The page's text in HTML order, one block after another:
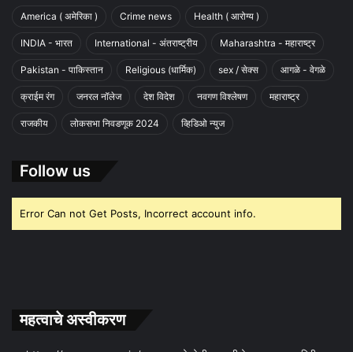
America ( अमेरिका ) Crime news Health ( आरोग्य )
INDIA - भारत International - अंतराष्ट्रीय Maharashtra - महाराष्ट्र
Pakistan - पाकिस्तान Religious (धार्मिक) sex / सेक्स आगळे - वेगळे
क्राईम रंग जनरल नॉलेज देश विदेश नवगण विश्लेषण महाराष्ट्र
राजकीय लोकसभा निवडणूक 2024 व्हिडिओ न्युज
Follow us
Error Can not Get Posts, Incorrect account info.
महत्वाचे अस्वीकरण